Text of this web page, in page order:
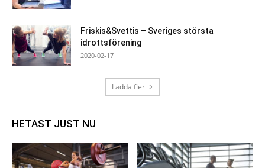
Friskis&Svettis – Sveriges största
idrottsförening
2020-02-17
Ladda fler
HETAST JUST NU